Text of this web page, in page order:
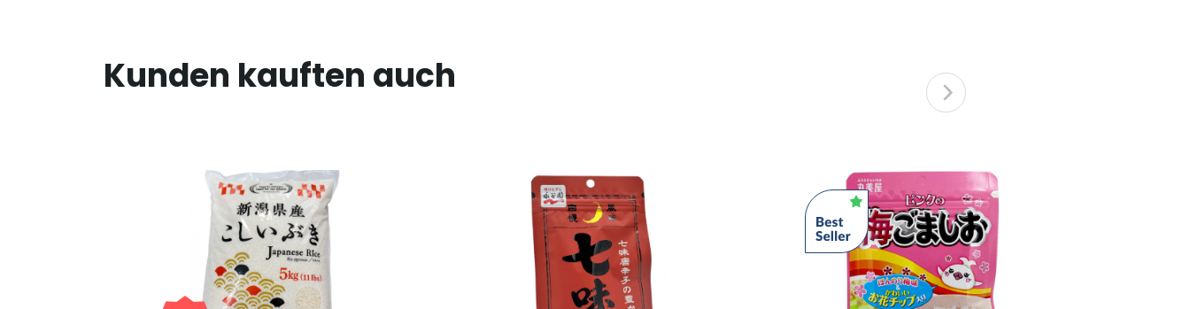
Kunden kauften auch